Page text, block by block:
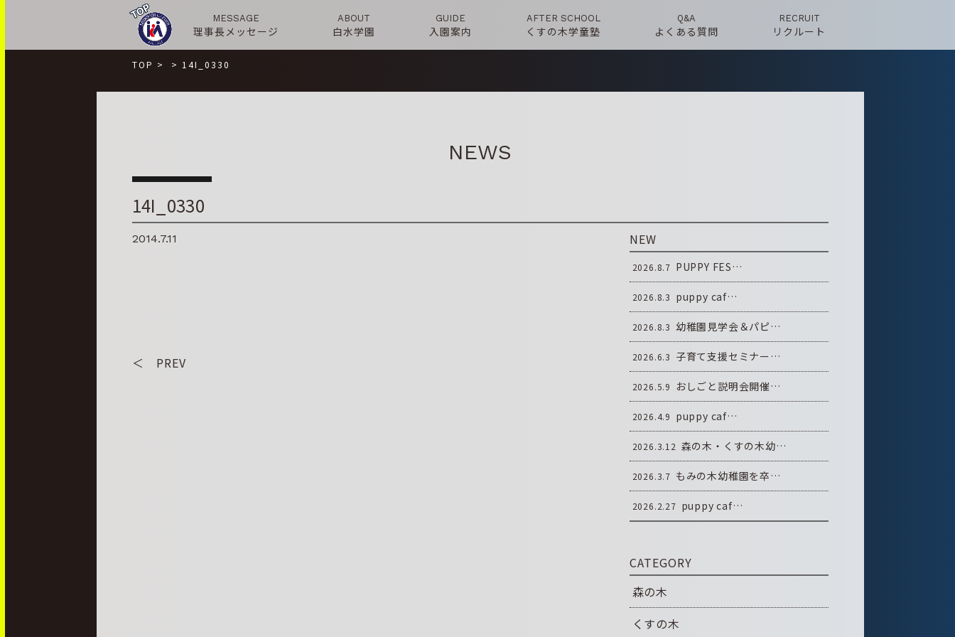
MESSAGE
理事長メッセージ
ABOUT
白水学園
GUIDE
入園案内
AFTER SCHOOL
くすの木学童塾
Q&A
よくある質問
RECRUIT
リクルート
TOP > > 14I_0330
NEWS
14I_0330
2014.7.11
＜ PREV
NEW
2026.8.7 PUPPY FES…
2026.8.3 puppy caf…
2026.8.3 幼稚園見学会＆パピ…
2026.6.3 子育て支援セミナー…
2026.5.9 おしごと説明会開催…
2026.4.9 puppy caf…
2026.3.12 森の木・くすの木幼…
2026.3.7 もみの木幼稚園を卒…
2026.2.27 puppy caf…
CATEGORY
森の木
くすの木